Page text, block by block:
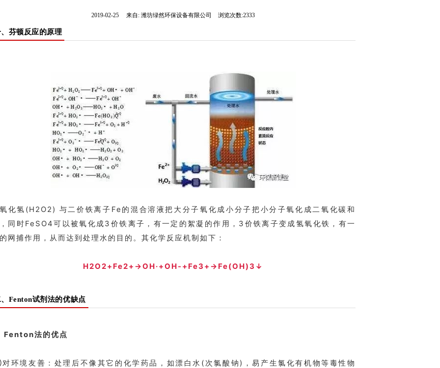
2019-02-25 来自:潍坊绿然环保设备有限公司 浏览次数:2333
芬顿反应的原理
化氢(H2O2) 与二价铁离子Fe的混合溶液把大分子氧化成小分子把小分子氧化成二氧化碳和
同时FeSO4可以被氧化成3价铁离子，有一定的絮凝的作用，3价铁离子变成氢氧化铁，有一
网捕作用，从而达到处理水的目的。 其化学反应机制如下：
H2O2+Fe2+→OH·+OH-+Fe3+→Fe(OH)3↓
Fenton试剂法的优缺点
Fenton法的优点
环境友善：处理后不像其它的化学药品，如漂白水(次氯酸钠)，易产生氯化有机物等毒性物